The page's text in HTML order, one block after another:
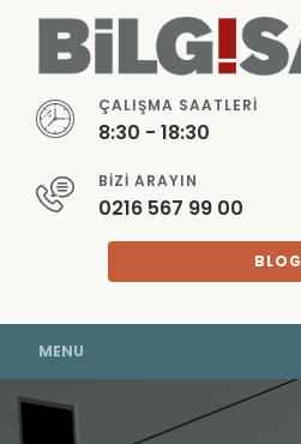
ÇALIŞMA SAATLERI
8:30 - 18:30
BIZI ARAYIN
0216 567 99 00
BLOG
MENU